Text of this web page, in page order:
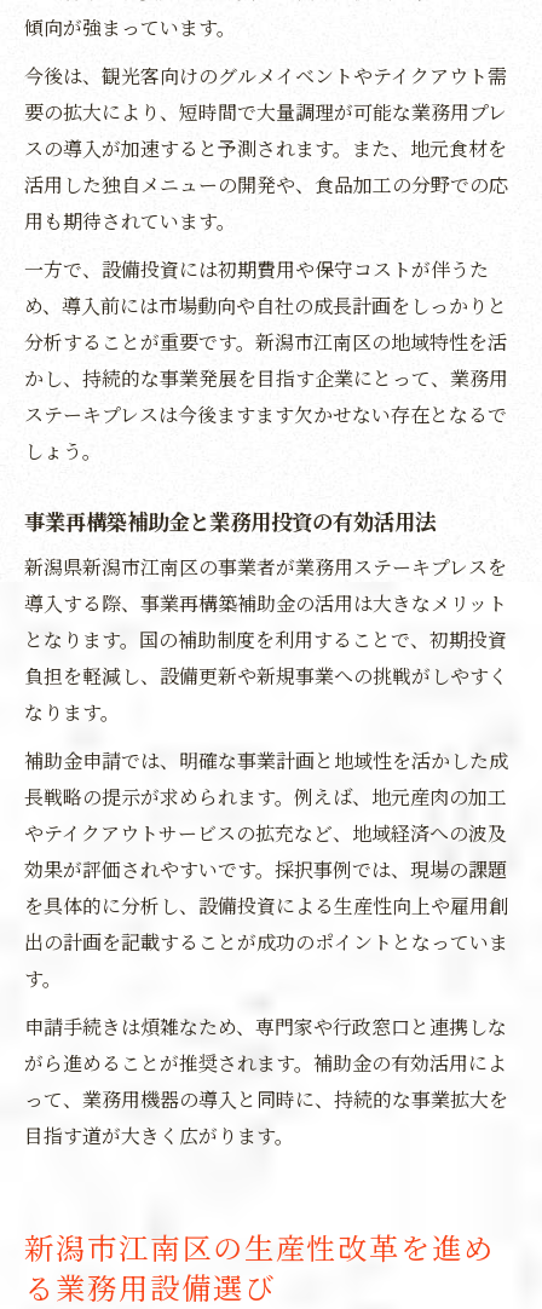
傾向が強まっています。
今後は、観光客向けのグルメイベントやテイクアウト需
要の拡大により、短時間で大量調理が可能な業務用プレ
スの導入が加速すると予測されます。また、地元食材を
活用した独自メニューの開発や、食品加工の分野での応
用も期待されています。
一方で、設備投資には初期費用や保守コストが伴うた
め、導入前には市場動向や自社の成長計画をしっかりと
分析することが重要です。新潟市江南区の地域特性を活
かし、持続的な事業発展を目指す企業にとって、業務用
ステーキプレスは今後ますます欠かせない存在となるで
しょう。
事業再構築補助金と業務用投資の有効活用法
新潟県新潟市江南区の事業者が業務用ステーキプレスを
導入する際、事業再構築補助金の活用は大きなメリット
となります。国の補助制度を利用することで、初期投資
負担を軽減し、設備更新や新規事業への挑戦がしやすく
なります。
補助金申請では、明確な事業計画と地域性を活かした成
長戦略の提示が求められます。例えば、地元産肉の加工
やテイクアウトサービスの拡充など、地域経済への波及
効果が評価されやすいです。採択事例では、現場の課題
を具体的に分析し、設備投資による生産性向上や雇用創
出の計画を記載することが成功のポイントとなっていま
す。
申請手続きは煩雑なため、専門家や行政窓口と連携しな
がら進めることが推奨されます。補助金の有効活用によ
って、業務用機器の導入と同時に、持続的な事業拡大を
目指す道が大きく広がります。
新潟市江南区の生産性改革を進め
る業務用設備選び